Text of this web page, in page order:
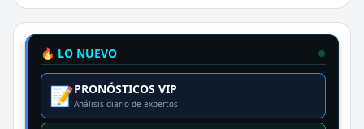
🔥 LO NUEVO
📝PRONÓSTICOS VIP
Análisis diario de expertos